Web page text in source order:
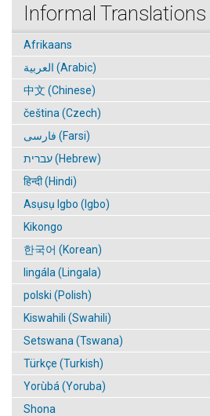
Informal Translations
Afrikaans
العربية (Arabic)
中文 (Chinese)
čeština (Czech)
فارسی (Farsi)
עברית (Hebrew)
हिन्दी (Hindi)
Asụsụ Igbo (Igbo)
Kikongo
한국어 (Korean)
lingála (Lingala)
polski (Polish)
Kiswahili (Swahili)
Setswana (Tswana)
Türkçe (Turkish)
Yorùbá (Yoruba)
Shona